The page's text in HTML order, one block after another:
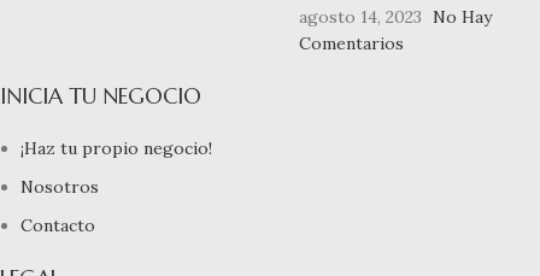
agosto 14, 2023
No Hay
Comentarios
INICIA TU NEGOCIO
¡Haz tu propio negocio!
Nosotros
Contacto